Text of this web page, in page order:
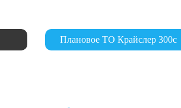
Плановое ТО Крайслер 300с